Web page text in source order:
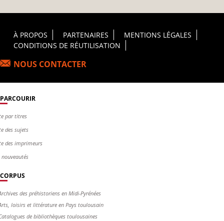
Footer Principal
À PROPOS PARTENAIRES
MENTIONS LÉGALES
CONDITIONS DE RÉUTILISATION
NOUS CONTACTER
PARCOURIR
par titres
des sujets
des imprimeurs
nouveautés
CORPUS
des préhistoriens en Midi-Pyrénées
loisirs et littérature en Pays toulousain
de bibliothèques toulousaines